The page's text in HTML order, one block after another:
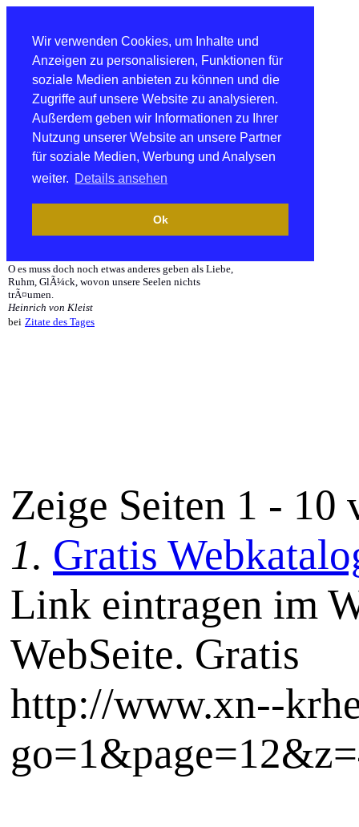
Wir verwenden Cookies, um Inhalte und
Anzeigen zu personalisieren, Funktionen für
soziale Medien anbieten zu können und die
Zugriffe auf unsere Website zu analysieren.
Außerdem geben wir Informationen zu Ihrer
Nutzung unserer Website an unsere Partner
für soziale Medien, Werbung und Analysen
weiter. Details ansehen
Ok
O es muss doch noch etwas anderes geben als Liebe,
Ruhm, GlÃ¼ck, wovon unsere Seelen nichts
trÃ¤umen.
Heinrich von Kleist
bei Zitate des Tages
Zeige Seiten 1 - 10
1. Gratis
Link eintragen im
WebSeite. Gratis
http://www.xn--